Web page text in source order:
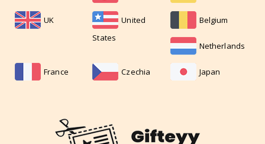
UK
United
States
Belgium
Netherlands
France Czechia Japan